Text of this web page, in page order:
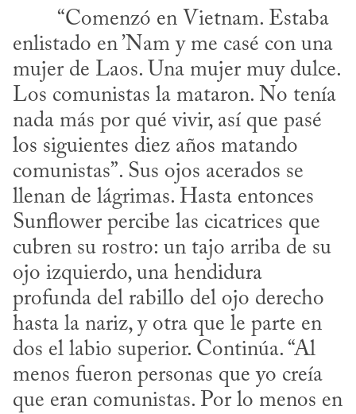
enlistado en ’Nam y me casé con una
mujer de Laos. Una mujer muy dulce.
Los comunistas la mataron. No tenía
nada más por qué vivir, así que pasé
los siguientes diez años matando
comunistas”. Sus ojos acerados se
llenan de lágrimas. Hasta entonces
Sunflower percibe las cicatrices que
cubren su rostro: un tajo arriba de su
ojo izquierdo, una hendidura
profunda del rabillo del ojo derecho
hasta la nariz, y otra que le parte en
dos el labio superior. Continúa. “Al
menos fueron personas que yo creía
que eran comunistas. Por lo menos en